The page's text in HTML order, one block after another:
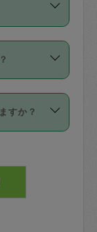
の得意
レビュ
録に際
教えて
ことが
ト契約
ンセル
50%
ありま
するこ
さんを
ジさ
さんに
の同意
タスカ
関係が
ジさん
すか？
庫に入
う心掛